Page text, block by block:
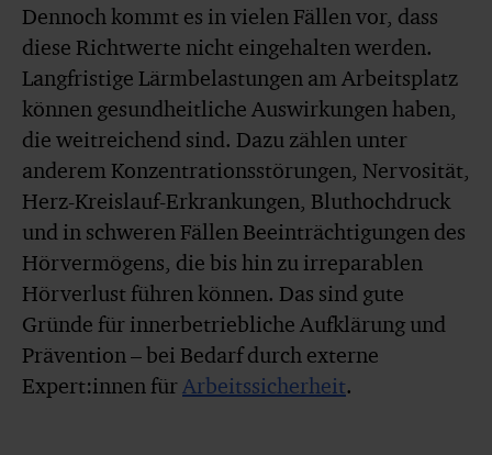
Dennoch kommt es in vielen Fällen vor, dass
diese Richtwerte nicht eingehalten werden.
Langfristige Lärmbelastungen am Arbeitsplatz
können gesundheitliche Auswirkungen haben,
die weitreichend sind. Dazu zählen unter
anderem Konzentrationsstörungen, Nervosität,
Herz-Kreislauf-Erkrankungen, Bluthochdruck
und in schweren Fällen Beeinträchtigungen des
Hörvermögens, die bis hin zu irreparablen
Hörverlust führen können. Das sind gute
Gründe für innerbetriebliche Aufklärung und
Prävention – bei Bedarf durch externe
Expert:innen für Arbeitssicherheit.